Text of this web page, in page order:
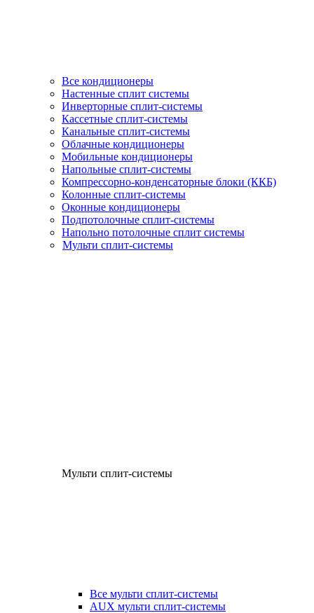
Все кондиционеры
Настенные сплит системы
Инверторные сплит-системы
Кассетные сплит-системы
Канальные сплит-системы
Облачные кондиционеры
Мобильные кондиционеры
Напольные сплит-системы
Компрессорно-конденсаторные блоки (ККБ)
Колонные сплит-системы
Оконные кондиционеры
Подпотолочные сплит-системы
Напольно потолочные сплит системы
Мульти сплит-системы
Мульти сплит-системы
Все мульти сплит-системы
AUX мульти сплит-системы